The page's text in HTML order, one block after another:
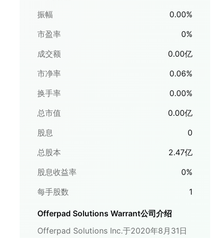
振幅
0.00%
市盈率
0%
成交额
0.00亿
市净率
0.06%
换手率
0.00%
总市值
0.00亿
股息
0
总股本
2.47亿
股息收益率
0%
每手股数
1
Offerpad Solutions Warrant公司介绍
Offerpad Solutions Inc.于2020年8月31日